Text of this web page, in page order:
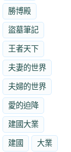
勝博殿
盜墓筆記
王者天下
夫妻的世界
夫婦的世界
愛的迫降
建國大業
建國 大業